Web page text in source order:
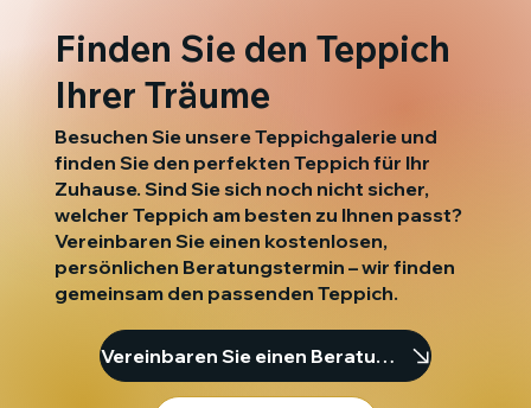
Finden Sie den Teppich
Ihrer Träume
Besuchen Sie unsere Teppichgalerie und
finden Sie den perfekten Teppich für Ihr
Zuhause. Sind Sie sich noch nicht sicher,
welcher Teppich am besten zu Ihnen passt?
Vereinbaren Sie einen kostenlosen,
persönlichen Beratungstermin – wir finden
gemeinsam den passenden Teppich.
Vereinbaren Sie einen Beratungstermin